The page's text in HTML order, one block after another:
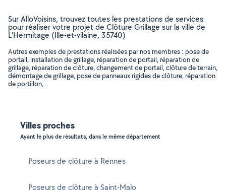
Sur AlloVoisins, trouvez toutes les prestations de services
pour réaliser votre projet de Clôture Grillage sur la ville de
L'Hermitage (Ille-et-vilaine, 35740)
Autres exemples de prestations réalisées par nos membres : pose de
portail, installation de grillage, réparation de portail, réparation de
grillage, réparation de clôture, changement de portail, clôture de terrain,
démontage de grillage, pose de panneaux rigides de clôture, réparation
de portillon, ..
Villes proches
Ayant le plus de résultats, dans le même département
Poseurs de clôture à Rennes
Poseurs de clôture à Saint-Malo